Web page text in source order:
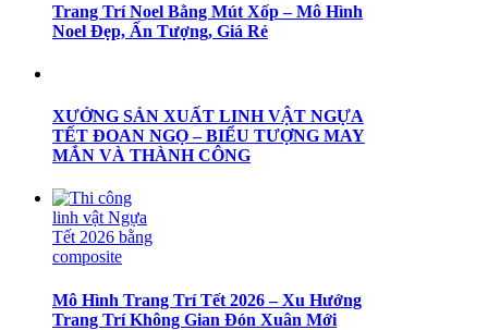
Trang Trí Noel Bằng Mút Xốp – Mô Hình
Noel Đẹp, Ấn Tượng, Giá Rẻ
XƯỞNG SẢN XUẤT LINH VẬT NGỰA
TẾT ĐOAN NGỌ – BIỂU TƯỢNG MAY
MẮN VÀ THÀNH CÔNG
Mô Hình Trang Trí Tết 2026 – Xu Hướng
Trang Trí Không Gian Đón Xuân Mới